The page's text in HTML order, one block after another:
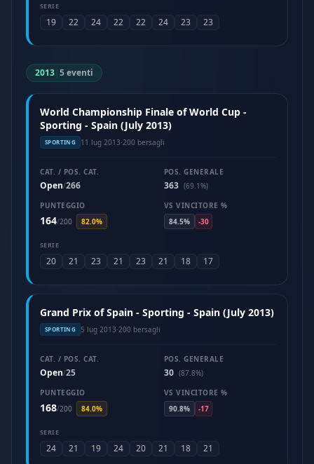
SERIE
19 22 24 22 22 24 23 23
2013|5 eventi
World Championship Finale of World Cup -
Sporting - Spain (July 2013)
SPORTING 11 lug 2013·200 bersagli
CAT. / POS. CAT.
Open/266
POS. GENERALE
363 (69.1%)
PUNTEGGIO
164/200 82.0%
VS VINCITORE %
84.5%
-30
SERIE
20 21 23 21 23 21 18 17
Grand Prix of Spain - Sporting - Spain (July 2013)
SPORTING 5 lug 2013·200 bersagli
CAT. / POS. CAT.
Open/25
POS. GENERALE
30 (87.8%)
PUNTEGGIO
168/200 84.0%
VS VINCITORE %
90.8%
-17
SERIE
24 21 19 24 20 21 18 21